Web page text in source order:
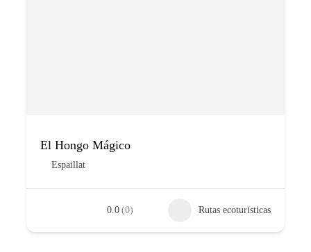
El Hongo Mágico
Espaillat
0.0 (0) Rutas ecoturisticas